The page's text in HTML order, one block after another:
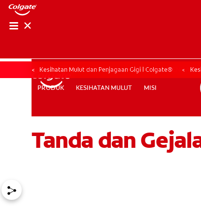
PRODUK KESIHATAN MULUT MISI
MY (MS)
PRODUK KESIHATAN MULUT MISI
Kesihatan Mulut dan Penjagaan Gigi | Colgate®
Tanda dan